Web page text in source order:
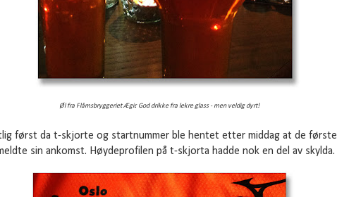
Øl fra Flåmsbryggeriet Ægir. God drikke fra lekre glass - men veldig dyrt!
først da t-skjorte og startnummer ble hentet etter middag at de første
sin ankomst. Høydeprofilen på t-skjorta hadde nok en del av skylda.